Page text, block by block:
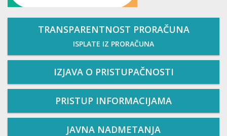
TRANSPARENTNOST PRORAČUNA
ISPLATE IZ PRORAČUNA
IZJAVA O PRISTUPAČNOSTI
PRISTUP INFORMACIJAMA
JAVNA NADMETANJA